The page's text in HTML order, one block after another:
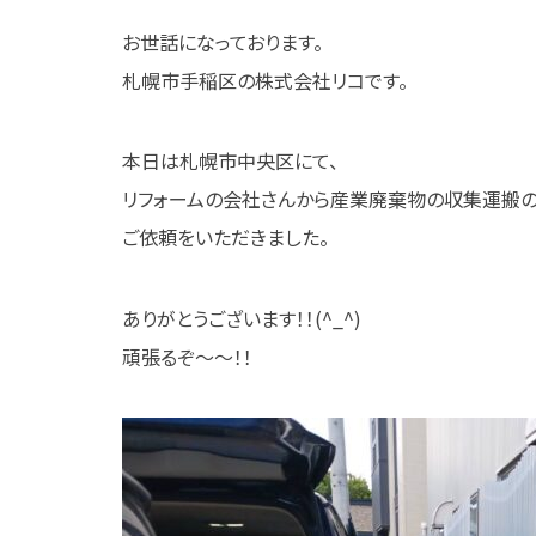
お世話になっております。
札幌市手稲区の株式会社リコです。
本日は札幌市中央区にて、
リフォームの会社さんから産業廃棄物の収集運搬
ご依頼をいただきました。
ありがとうございます！！(^_^)
頑張るぞ～～！！